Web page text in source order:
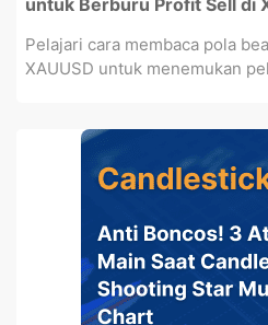
untuk Berburu Profit Sell di
Pelajari cara membaca pola
XAUUSD untuk menemukan